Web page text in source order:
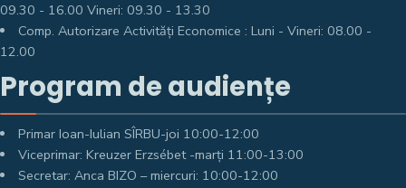
09.30 - 16.00 Vineri: 09.30 - 13.30
Comp. Autorizare Activități Economice : Luni - Vineri: 08.00 -
12.00
Program de audiențe
Primar Ioan-Iulian SÎRBU-joi 10:00-12:00
Viceprimar: Kreuzer Erzsébet -marți 11:00-13:00
Secretar: Anca BIZO – miercuri: 10:00-12:00